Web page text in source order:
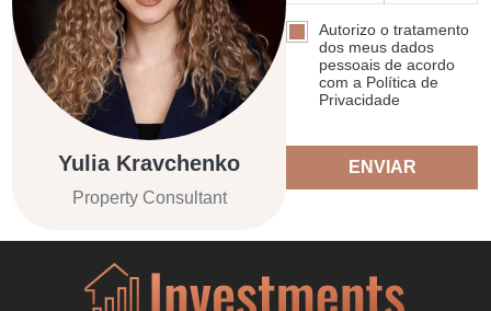
Yulia Kravchenko
Property Consultant
Autorizo o tratamento
dos meus dados
pessoais de acordo
com a Política de
Privacidade
ENVIAR